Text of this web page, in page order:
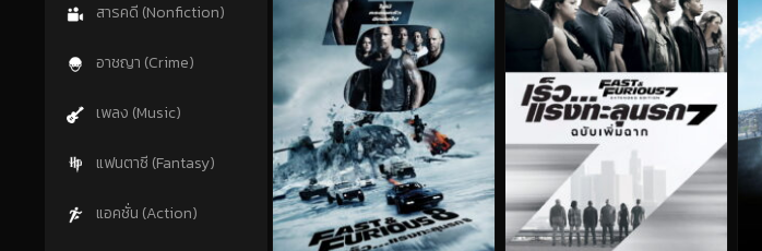
สารคดี (Nonfiction)
อาชญา (Crime)
เพลง (Music)
แฟนตาซี (Fantasy)
แอคชั่น (Action)